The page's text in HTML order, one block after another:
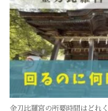
金刀比羅宮の所要時間はどれ